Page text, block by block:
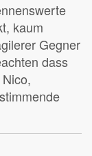
kaum
Gegner
dass